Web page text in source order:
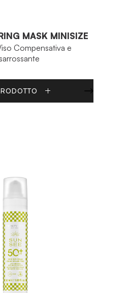
MASK MINISIZE
Compensativa e